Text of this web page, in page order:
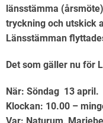
länsstämma
tryckning och utskick
Länsstämman
Det som gäller nu för
När: Söndag 13 april.
Klockan: 10.00 –